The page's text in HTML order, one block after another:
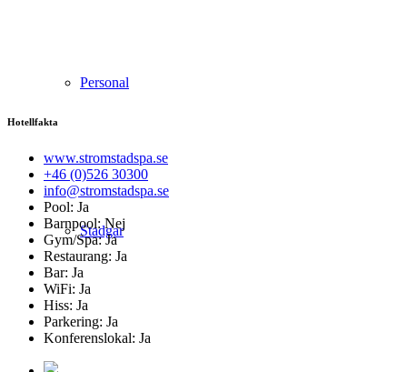
Personal
Stadgar
Hotellfakta
www.stromstadspa.se
+46 (0)526 30300
info@stromstadspa.se
Pool: Ja
Barnpool: Nej
Gym/Spa: Ja
Restaurang: Ja
Bar: Ja
WiFi: Ja
Hiss: Ja
Parkering: Ja
Konferenslokal: Ja